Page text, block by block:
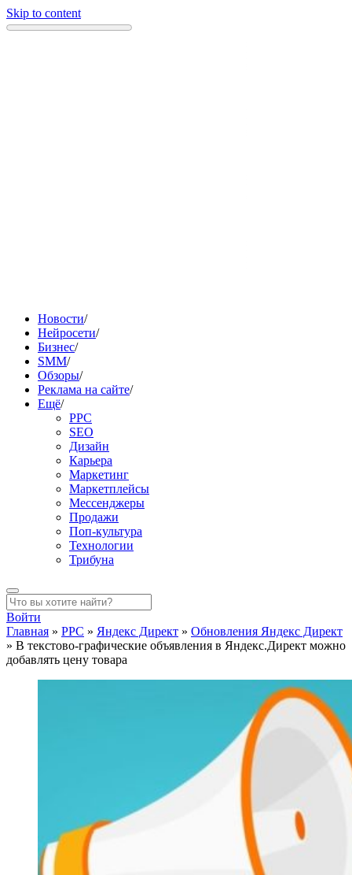
Skip to content
Новости/
Нейросети/
Бизнес/
SMM/
Обзоры/
Реклама на сайте/
Ещё/
PPC
SEO
Дизайн
Карьера
Маркетинг
Маркетплейсы
Мессенджеры
Продажи
Поп-культура
Технологии
Трибуна
Войти
Главная » PPC » Яндекс Директ » Обновления Яндекс Директ
» В текстово-графические объявления в Яндекс.Директ можно
добавлять цену товара